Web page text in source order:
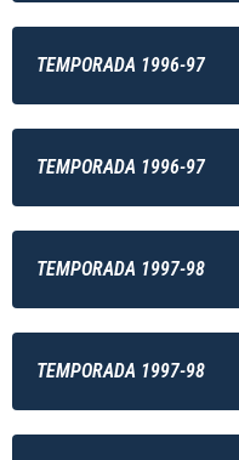
TEMPORADA 1996-97
TEMPORADA 1996-97
TEMPORADA 1997-98
TEMPORADA 1997-98